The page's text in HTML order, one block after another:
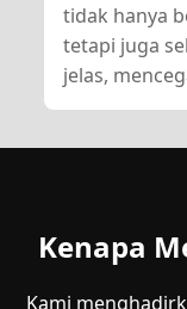
tidak hanya
tetapi juga
jelas,
Kenapa
Kami